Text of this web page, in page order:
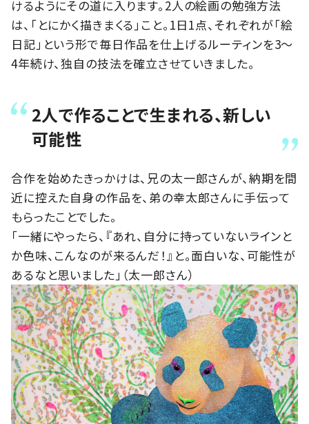
けるようにその道に入ります。2人の絵画の勉強方法
は、「とにかく描きまくる」こと。1日1点、それぞれが「絵
日記」という形で毎日作品を仕上げるルーティンを3～
4年続け、独自の技法を確立させていきました。
2人で作ることで生まれる、新しい
可能性
合作を始めたきっかけは、兄の太一郎さんが、納期を間
近に控えた自身の作品を、弟の幸太郎さんに手伝って
もらったことでした。
「一緒にやったら、『あれ、自分に持っていないラインと
か色味、こんなのが来るんだ！』と。面白いな、可能性が
あるなと思いました」（太一郎さん）